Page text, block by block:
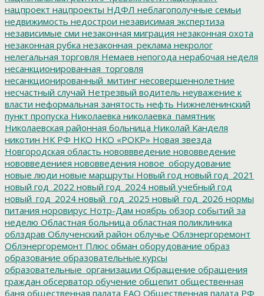
нацпроект нацпроекты НДФЛ неблагополучные семьи
недвижимость недострои независимая экспертиза
независимые сми незаконная миграция незаконная охота
незаконная рубка незаконная_реклама некролог
нелегальная торговля Немаев непогода нерабочая неделя
несанкционированная_торговля
несанкционированный_митинг несовершеннолетние
несчастный случай Нетрезвый водитель неуважение к
власти неформальная занятость нефть Нижнеленинский
пункт пропуска Николаевка николаевка_памятник
Николаевская районная больница Николай Канделя
никотин НК РФ НКО НКО «РОКР» Новая звезда
Новгородская область нововвведение нововведение
нововведениея нововведения новое_оборудование
новые люди новые маршруты Новый год новый год_2021
новый год_2022 новый год_2024 новый учебный год
новый_год_2024 новый_год_2025 новый_год_2026 нормы
питания норовирус Нотр-Дам ноябрь обзор событий за
неделю Областная больница областная поликлиника
облздрав Облученский район облучье Облэнергоремонт
Облэнергоремонт Плюс обман оборудование образ
образование образовательные курсы
образовательные_организации Обращение обращения
граждан обсерватор обучение общепит общественная
баня общественная палата ЕАО Общественная палата РФ